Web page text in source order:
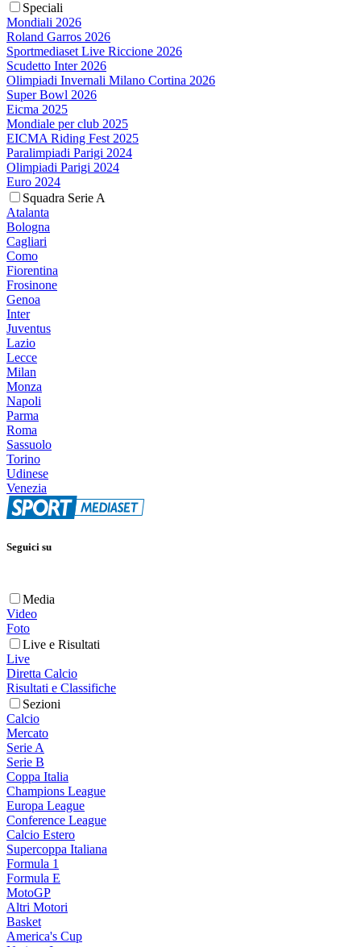
Speciali
Mondiali 2026
Roland Garros 2026
Sportmediaset Live Riccione 2026
Scudetto Inter 2026
Olimpiadi Invernali Milano Cortina 2026
Super Bowl 2026
Eicma 2025
Mondiale per club 2025
EICMA Riding Fest 2025
Paralimpiadi Parigi 2024
Olimpiadi Parigi 2024
Euro 2024
Squadra Serie A
Atalanta
Bologna
Cagliari
Como
Fiorentina
Frosinone
Genoa
Inter
Juventus
Lazio
Lecce
Milan
Monza
Napoli
Parma
Roma
Sassuolo
Torino
Udinese
Venezia
Seguici su
Media
Video
Foto
Live e Risultati
Live
Diretta Calcio
Risultati e Classifiche
Sezioni
Calcio
Mercato
Serie A
Serie B
Coppa Italia
Champions League
Europa League
Conference League
Calcio Estero
Supercoppa Italiana
Formula 1
Formula E
MotoGP
Altri Motori
Basket
America's Cup